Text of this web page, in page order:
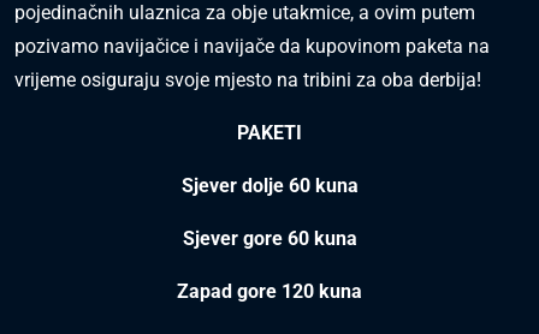
pojedinačnih ulaznica za obje utakmice, a ovim putem
pozivamo navijačice i navijače da kupovinom paketa na
vrijeme osiguraju svoje mjesto na tribini za oba derbija!
PAKETI
Sjever dolje 60 kuna
Sjever gore 60 kuna
Zapad gore 120 kuna